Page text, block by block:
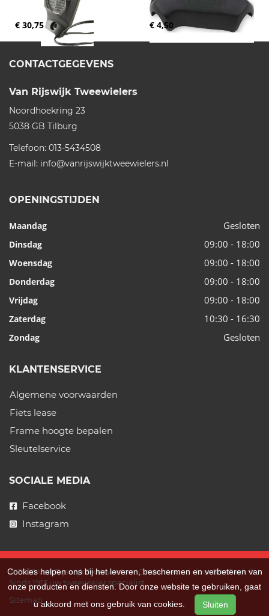
€ 30,75 € 4,50
CONTACTGEGEVENS
Van Rijswijk Tweewielers
Noordhoekring 23
5038 GB Tilburg
Telefoon: 013-5434508
E-mail: info@vanrijswijktweewielers.nl
OPENINGSTIJDEN
Maandag Gesloten
Dinsdag 09:00 - 18:00
Woensdag 09:00 - 18:00
Donderdag 09:00 - 18:00
Vrijdag 09:00 - 18:00
Zaterdag 10:30 - 16:30
Zondag Gesloten
KLANTENSERVICE
Algemene voorwaarden
Fiets lease
Frame hoogte bepalen
Sleutelservice
SOCIALE MEDIA
Facebook
Instagram
© 2026 Van Rijswijk Tweewielers. Ondersteund doorSitePack ®
Sinds 1913 uw tweewieler specialist.
Sitemap
Cookies helpen ons bij het leveren, beschermen en verbeteren van
onze producten en diensten. Door onze website te gebruiken, gaat
u akkoord met ons gebruik van cookies.
Sluiten